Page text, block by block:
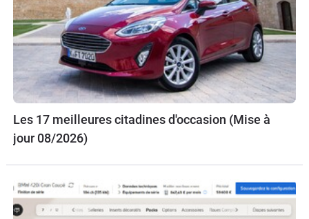
Les 17 meilleures citadines d'occasion (Mise à
jour 08/2026)